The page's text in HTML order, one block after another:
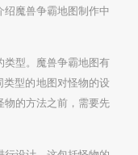
魔兽争霸地图制作中
型。魔兽争霸地图有
类型的地图对怪物的设
的方法之前，需要先